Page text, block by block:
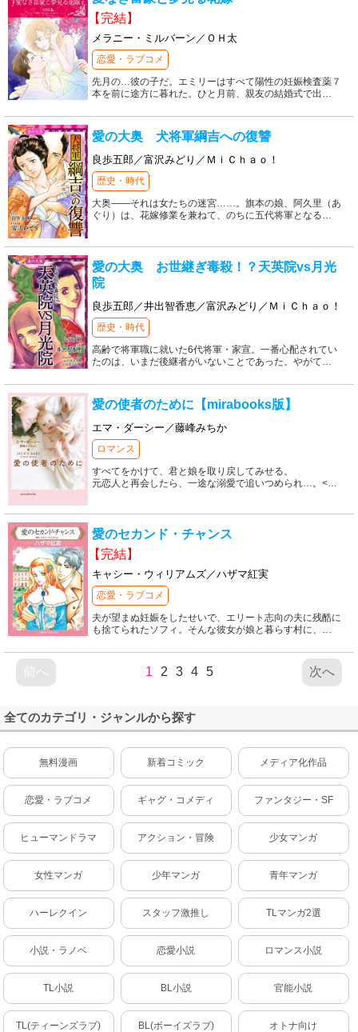
【完結】
メラニー・ミルバーン／ＯＨ太
恋愛・ラブコメ
先月の…彼の子だ。エミリーはすべて陽性の妊娠検査薬７
本を前に途方に暮れた。ひと月前、親友の結婚式で出 …
愛の大奥 犬将軍綱吉への復讐
良歩五郎／富沢みどり／ＭｉＣｈａｏ！
歴史・時代
大奥――それは女たちの迷宮……。旗本の娘、阿久里（あ
ぐり）は、花嫁修業を兼ねて、のちに五代将軍となる…
愛の大奥 お世継ぎ毒殺！？天英院vs月光
院
良歩五郎／井出智香恵／富沢みどり／ＭｉＣｈａｏ！
歴史・時代
高齢で将軍職に就いた6代将軍・家宣。一番心配されてい
たのは、いまだ後継者がいないことであった。やがて…
愛の使者のために【mirabooks版】
エマ・ダーシー／藤峰みちか
ロマンス
すべてをかけて、君と娘を取り戻してみせる。
元恋人と再会したら、一途な溺愛で追いつめられ…。<…
愛のセカンド・チャンス
【完結】
キャシー・ウィリアムズ／ハザマ紅実
恋愛・ラブコメ
夫が望まぬ妊娠をしたせいで、エリート志向の夫に残酷に
も捨てられたソフィ。そんな彼女が娘と暮らす村に、 …
前へ 1 2 3 4 5 次へ
全てのカテゴリ・ジャンルから探す
無料漫画 新着コミック メディア化作品
恋愛・ラブコメ ギャグ・コメディ ファンタジー・SF
ヒューマンドラマ アクション・冒険 少女マンガ
女性マンガ 少年マンガ 青年マンガ
ハーレクイン スタッフ激推し TLマンガ2選
小説・ラノベ 恋愛小説 ロマンス小説
TL小説 BL小説 官能小説
TL(ティーンズラブ) BL(ボーイズラブ) オトナ向け